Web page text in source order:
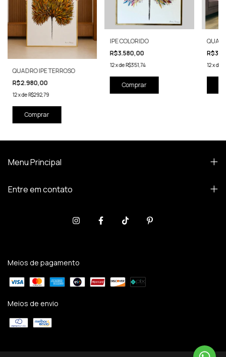
QUADRO IPE TERROSO
R$2.980,00
12xdeR$292,79
Comprar
IPE COLORIDO
R$3.580,00
12xdeR$351,74 12xde
Menu Principal
Entre em contato
Meios de pagamento
Meios de envio